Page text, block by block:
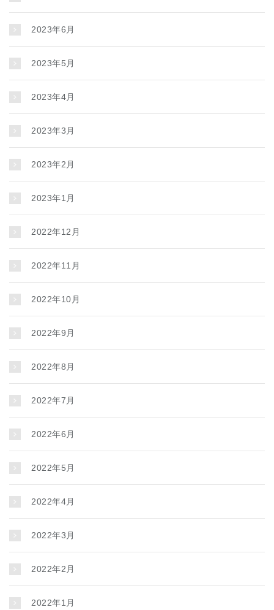
2023年6月
2023年5月
2023年4月
2023年3月
2023年2月
2023年1月
2022年12月
2022年11月
2022年10月
2022年9月
2022年8月
2022年7月
2022年6月
2022年5月
2022年4月
2022年3月
2022年2月
2022年1月